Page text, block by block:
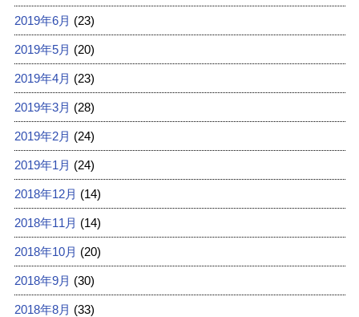
2019年6月 (23)
2019年5月 (20)
2019年4月 (23)
2019年3月 (28)
2019年2月 (24)
2019年1月 (24)
2018年12月 (14)
2018年11月 (14)
2018年10月 (20)
2018年9月 (30)
2018年8月 (33)